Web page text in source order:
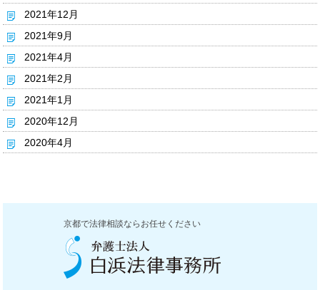
2021年12月
2021年9月
2021年4月
2021年2月
2021年1月
2020年12月
2020年4月
京都で法律相談ならお任せください